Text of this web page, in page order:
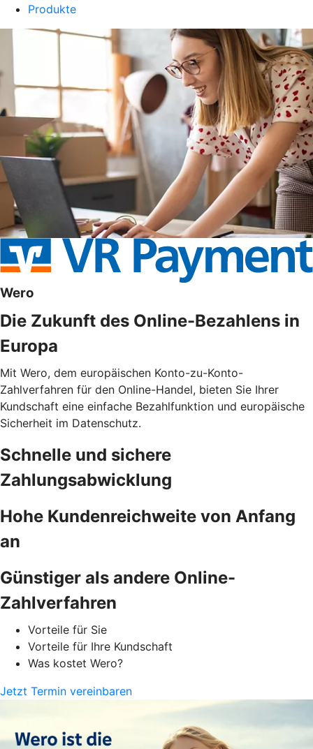
Produkte
Wero
Die Zukunft des Online-Bezahlens in
Europa
Mit Wero, dem europäischen Konto-zu-Konto-
Zahlverfahren für den Online-Handel, bieten Sie Ihrer
Kundschaft eine einfache Bezahlfunktion und europäische
Sicherheit im Datenschutz.
Schnelle und sichere
Zahlungsabwicklung
Hohe Kundenreichweite von Anfang
an
Günstiger als andere Online-
Zahlverfahren
Vorteile für Sie
Vorteile für Ihre Kundschaft
Was kostet Wero?
Jetzt Termin vereinbaren